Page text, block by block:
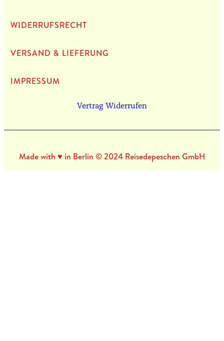
WIDERRUFSRECHT
VERSAND & LIEFERUNG
IMPRES­SUM
Vertrag Widerrufen
Made with ♥ in Berlin © 2024 Reisedepeschen GmbH